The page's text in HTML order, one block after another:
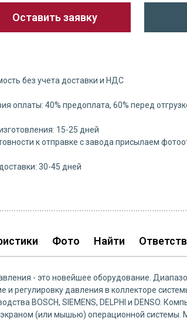
Оставить заявку
без учета доставки и НДС
оплаты: 40% предоплата, 60% перед
15-25 дней
к отправке с завода присылаем
30-45 дней
Фото Найти
- это новейшее оборудование.
регулировку давления в коллекторе
BOSCH, SIEMENS, DELPHI и DENSO.
(или мышью) операционной системы.